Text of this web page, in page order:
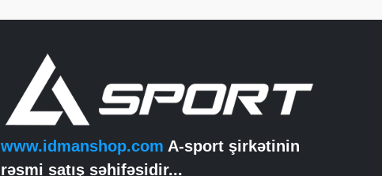
www.idmanshop.com A-sport şirkətinin
rəsmi satış səhifəsidir...